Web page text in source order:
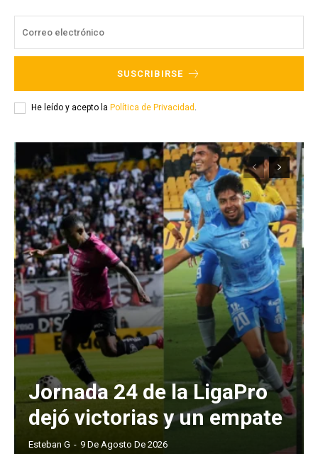
SUSCRIBIRSE
He leído y acepto la Política de Privacidad .
Jornada 24 de la LigaPro
dejó victorias y un empate
Esteban G - 9 De Agosto De 2026